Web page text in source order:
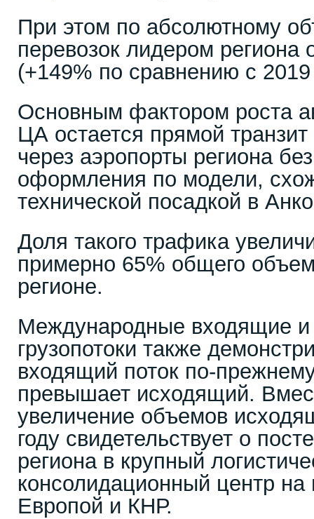
При этом по абсолютному
перевозок лидером региона
(+149% по сравнению с
Основным фактором роста
ЦА остается прямой транзит
через аэропорты региона
оформления по модели,
технической посадкой в
Доля такого трафика
примерно 65% общего
регионе.
Международные входящие
грузопотоки также
входящий поток по-
превышает исходящий.
увеличение объемов
году свидетельствует о
региона в крупный
консолидационный центр
Европой и КНР.